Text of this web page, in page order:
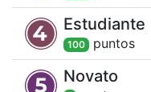
Estudiante
100 puntos
Novato